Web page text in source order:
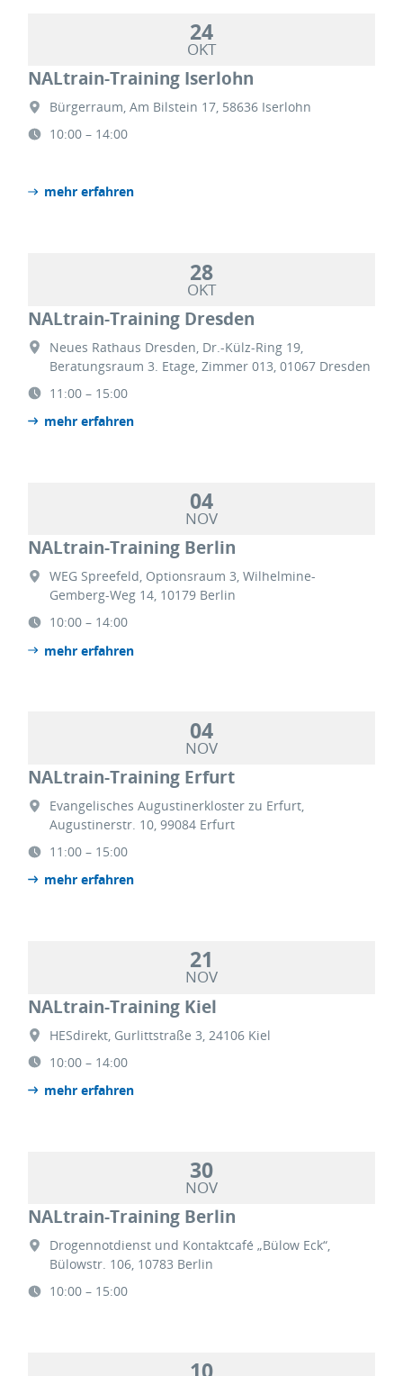
24
OKT
NALtrain-Training Iserlohn
Bürgerraum, Am Bilstein 17, 58636 Iserlohn
10:00 – 14:00
mehr erfahren
28
OKT
NALtrain-Training Dresden
Neues Rathaus Dresden, Dr.-Külz-Ring 19,
Beratungsraum 3. Etage, Zimmer 013, 01067 Dresden
11:00 – 15:00
mehr erfahren
04
NOV
NALtrain-Training Berlin
WEG Spreefeld, Optionsraum 3, Wilhelmine-
Gemberg-Weg 14, 10179 Berlin
10:00 – 14:00
mehr erfahren
04
NOV
NALtrain-Training Erfurt
Evangelisches Augustinerkloster zu Erfurt,
Augustinerstr. 10, 99084 Erfurt
11:00 – 15:00
mehr erfahren
21
NOV
NALtrain-Training Kiel
HESdirekt, Gurlittstraße 3, 24106 Kiel
10:00 – 14:00
mehr erfahren
30
NOV
NALtrain-Training Berlin
Drogennotdienst und Kontaktcafé „Bülow Eck“,
Bülowstr. 106, 10783 Berlin
10:00 – 15:00